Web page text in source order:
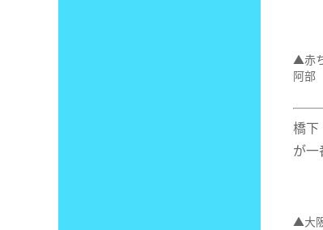
▲赤
阿部
橋下
が一
▲大